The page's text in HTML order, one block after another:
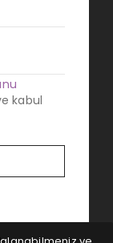
kabul